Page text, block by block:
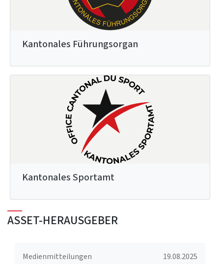
Kantonales Führungsorgan
Kantonales Sportamt
ASSET-HERAUSGEBER
Medienmitteilungen
19.08.2025